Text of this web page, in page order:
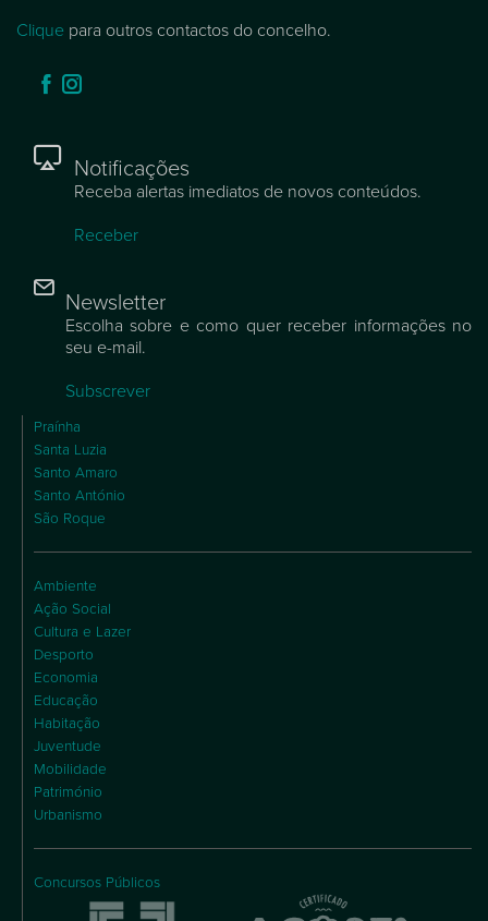
Clique para outros contactos do concelho.
Notificações
Receba alertas imediatos de novos conteúdos.
Receber
Newsletter
Escolha sobre e como quer receber informações no
seu e-mail.
Subscrever
Praínha
Santa Luzia
Santo Amaro
Santo António
São Roque
Ambiente
Ação Social
Cultura e Lazer
Desporto
Economia
Educação
Habitação
Juventude
Mobilidade
Património
Urbanismo
Concursos Públicos